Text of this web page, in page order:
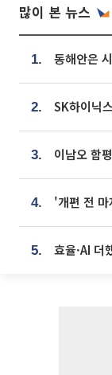
많이 본 뉴스
1.
2.
3. 이남오 함
4.
5.